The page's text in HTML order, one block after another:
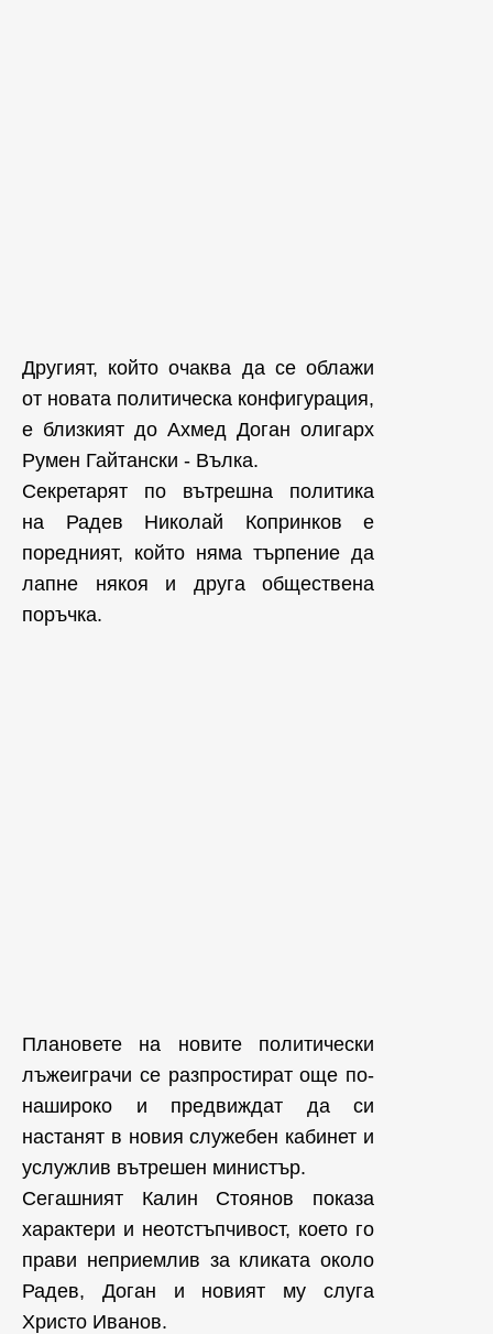
Другият, който очаква да се облажи
от новата политическа конфигурация,
е близкият до Ахмед Доган олигарх
Румен Гайтански - Вълка.
Секретарят по вътрешна политика
на Радев Николай Копринков е
поредният, който няма търпение да
лапне някоя и друга обществена
поръчка.
Плановете на новите политически
лъжеиграчи се разпростират още по-
нашироко и предвиждат да си
настанят в новия служебен кабинет и
услужлив вътрешен министър.
Сегашният Калин Стоянов показа
характери и неотстъпчивост, което го
прави неприемлив за кликата около
Радев, Доган и новият му слуга
Христо Иванов.